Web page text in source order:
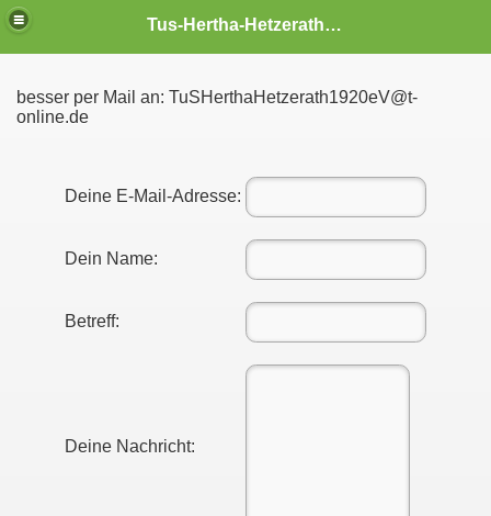
Tus-Hertha-Hetzerath 1920 e.V.
besser per Mail an: TuSHerthaHetzerath1920eV@t-
online.de
Deine E-Mail-Adresse:
Dein Name:
Betreff:
Deine Nachricht: